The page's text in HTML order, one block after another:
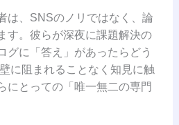
は、SNSのノリではなく、論
す。彼らが深夜に課題解決の
グに「答え」があったらどう
に阻まれることなく知見に触
にとっての「唯一無二の専門